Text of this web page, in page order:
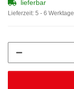
lieferbar
Lieferzeit: 5 - 6 Werktage